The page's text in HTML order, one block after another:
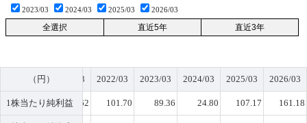
2023/03
2024/03 2025/03 2026/03
（円）
2020/03 2021/03 2022/03 2023/03 2024/03 2025/03 2026/03
1株当たり純利益
74.25 73.62 101.70 89.36 24.80 107.17 161.18